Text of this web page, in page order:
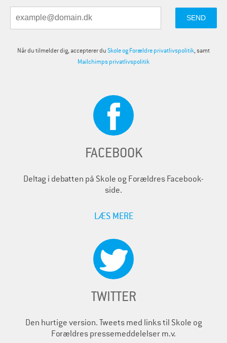
Når du tilmelder dig, accepterer duSkole og Forældre privatlivspolitik, samt
Mailchimps privatlivspolitik
FACEBOOK
Deltag i debatten på Skole og Forældres Facebook-
side.
LÆS MERE
TWITTER
Den hurtige version. Tweets med links til Skole og
Forældres pressemeddelelser m.v.